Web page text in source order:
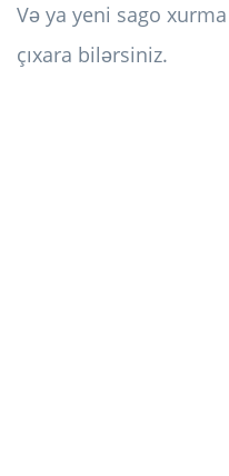
Və ya yeni sago
çıxara bilərsiniz.